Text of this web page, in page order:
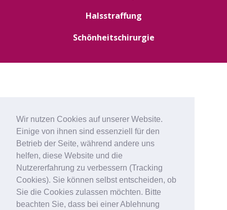
Wir nutzen Cookies auf unserer Website.
Einige von ihnen sind essenziell für den
Betrieb der Seite, während andere uns
helfen, diese Website und die
Nutzererfahrung zu verbessern (Tracking
Cookies). Sie können selbst entscheiden, ob
Sie die Cookies zulassen möchten. Bitte
beachten Sie, dass bei einer Ablehnung
Halsstraffung
Schönheitschirurgie